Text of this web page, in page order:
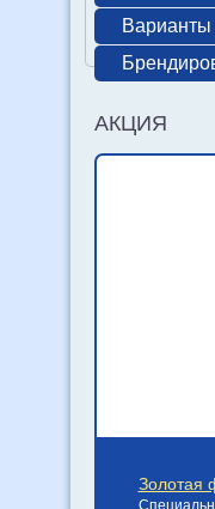
Варианты
АКЦИЯ
Золотая